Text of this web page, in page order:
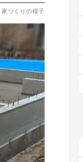
家づくりの様子